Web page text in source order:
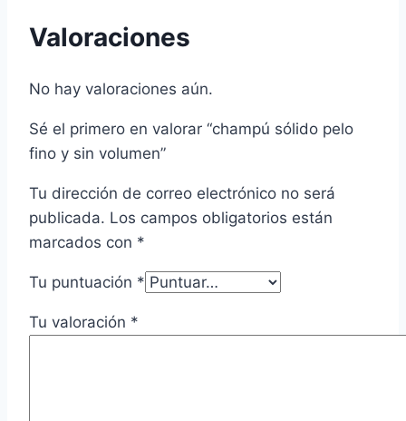
Valoraciones
No hay valoraciones aún.
Sé el primero en valorar “champú sólido pelo
fino y sin volumen”
Tu dirección de correo electrónico no será
publicada. Los campos obligatorios están
marcados con *
Tu puntuación *
Tu valoración *